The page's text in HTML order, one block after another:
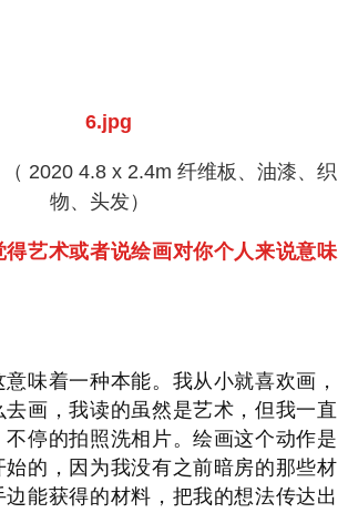
（ 2020 4.8 x 2.4m 纤维板、油漆、织
物、头发）
得艺术或者说绘画对你个人来说意味
意味着一种本能。我从小就喜欢画，
画，我读的虽然是艺术，但我一直
停的拍照洗相片。绘画这个动作是
始的，因为我没有之前暗房的那些材
能获得的材料，把我的想法传达出